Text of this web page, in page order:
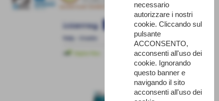
necessario
autorizzare i nostri
cookie. Cliccando sul
pulsante
ACCONSENTO,
acconsenti all'uso dei
cookie. Ignorando
questo banner e
navigando il sito
acconsenti all'uso dei